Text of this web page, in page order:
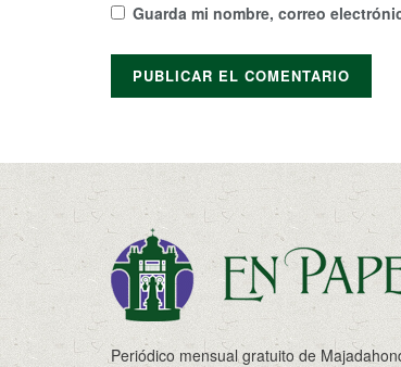
Guarda mi nombre, correo
Periódico mensual gratuito de